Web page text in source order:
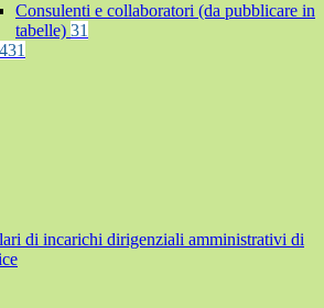
Consulenti e collaboratori (da pubblicare in
tabelle) 31
431
di incarichi dirigenziali amministrativi di